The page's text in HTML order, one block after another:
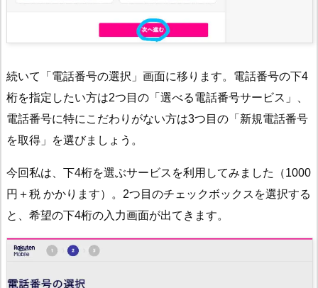
続いて「電話番号の選択」画面に移ります。電話番号の下4
桁を指定したい方は2つ目の「選べる電話番号サービス」、
電話番号に特にこだわりがない方は3つ目の「新規電話番号
を取得」を選びましょう。
今回私は、下4桁を選ぶサービスを利用してみました（1000
円＋税 かかります）。2つ目のチェックボックスを選択する
と、希望の下4桁の入力画面が出てきます。